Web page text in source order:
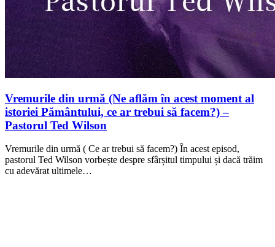
Vremurile din urmă (Ne aflăm în acest moment al
istoriei Pământului, ce ar trebui să facem?) –
Pastorul Ted Wilson
Vremurile din urmă ( Ce ar trebui să facem?) În acest episod,
pastorul Ted Wilson vorbește despre sfârșitul timpului și dacă trăim
cu adevărat ultimele…